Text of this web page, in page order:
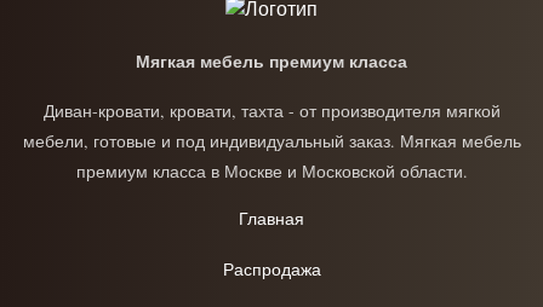
Мягкая мебель премиум класса
Диван-кровати, кровати, тахта - от производителя мягкой
мебели, готовые и под индивидуальный заказ. Мягкая мебель
премиум класса в Москве и Московской области.
Главная
Распродажа